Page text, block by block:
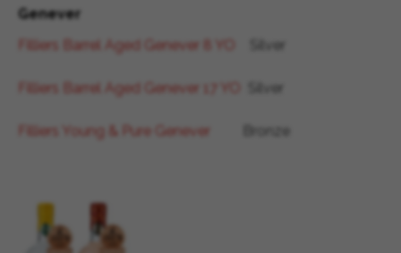
Genever
Filliers Barrel Aged Genever 8 YO
Silver
Filliers Barrel Aged Genever 17 YO Silver
Filliers Young & Pure Genever